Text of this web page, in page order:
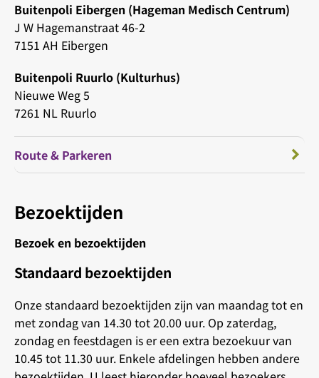
Buitenpoli Eibergen (Hageman Medisch Centrum)
J W Hagemanstraat 46-2
7151 AH Eibergen
Buitenpoli Ruurlo (Kulturhus)
Nieuwe Weg 5
7261 NL Ruurlo
Route & Parkeren
Bezoektijden
Bezoek en bezoektijden
Standaard bezoektijden
Onze standaard bezoektijden zijn van maandag tot en
met zondag van 14.30 tot 20.00 uur. Op zaterdag,
zondag en feestdagen is er een extra bezoekuur van
10.45 tot 11.30 uur. Enkele afdelingen hebben andere